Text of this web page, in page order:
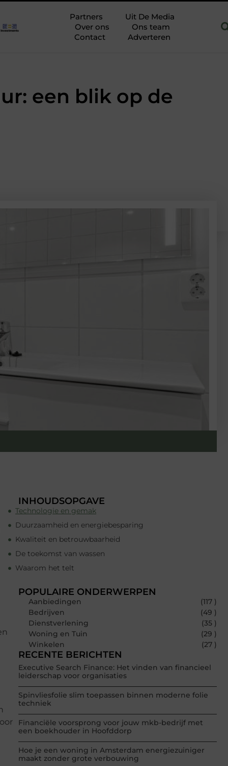
Partners
Uit De Media
Over ons
Ons team
Contact
Adverteren
een blik op de
INHOUDSOPGAVE
Technologie en gemak
Duurzaamheid en energiebesparing
Kwaliteit en betrouwbaarheid
De toekomst van wassen
Waarom het telt
POPULAIRE ONDERWERPEN
Aanbiedingen
(117 )
Bedrijven
(49 )
Dienstverlening
(35 )
Woning en Tuin
(29 )
Winkelen
(27 )
RECENTE BERICHTEN
Executive Search Finance: Het vinden van financieel
leiderschap voor organisaties
Spinvliesfolie slim toepassen binnen moderne folie
techniek
Financiële voorsprong voor jouw mkb-bedrijf met
een boekhouder in Hoofddorp
Hoe je een woning in Amsterdam energiezuiniger
maakt zonder grote verbouwing